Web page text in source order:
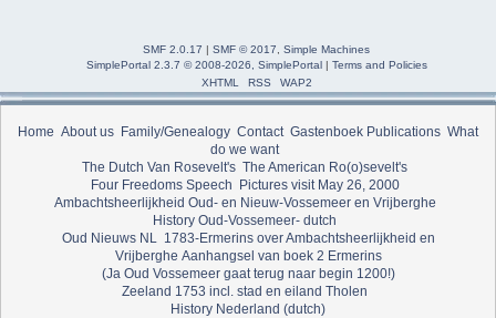
SMF 2.0.17 | SMF © 2017
Simple Machines
SimplePortal 2.3.7 © 2008-2026, SimplePortal| Terms and Policies
XHTML
RSS WAP2
Home About us Family/Genealogy Contact Gastenboek Publications What
do we want
The Dutch Van Rosevelt's The American Ro(o)sevelt's
Four Freedoms Speech Pictures visit May 26, 2000
Ambachtsheerlijkheid Oud- en Nieuw-Vossemeer en Vrijberghe
History Oud-Vossemeer- dutch
Oud Nieuws NL
1783-Ermerins over Ambachtsheerlijkheid en
Vrijberghe Aanhangsel van boek 2 Ermerins
(Ja Oud Vossemeer gaat terug naar begin 1200!)
Zeeland 1753 incl. stad en eiland Tholen
History Nederland (dutch)